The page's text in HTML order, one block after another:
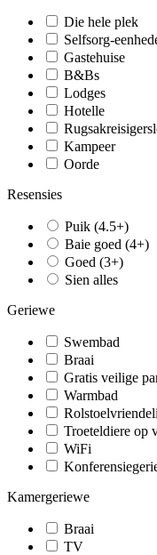
Die hele plek
Selfsorg-
Gastehuise
B&Bs
Lodges
Hotelle
Kampeer
Oorde
Resensies
Puik (4.5+)
Baie goed (4+)
Goed (3+)
Sien alles
Geriewe
Swembad
Braai
Gratis veilige
Warmbad
Troeteldiere op
WiFi
Kamergeriewe
Braai
TV